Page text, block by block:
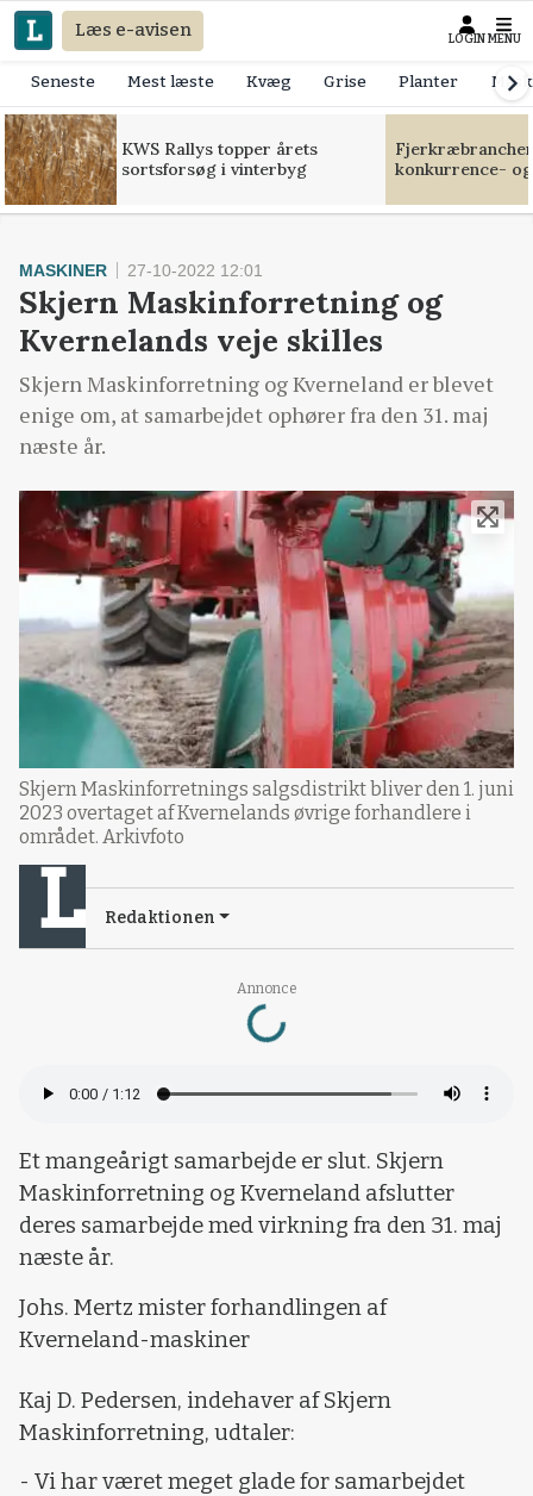
Læs e-avisen LOGIN MENU
Seneste Mest læste Kvæg Grise Planter
KWS Rallys topper årets
sortsforsøg i vinterbyg
konkurrence-
Annonce
Loading...
MASKINER 27-10-2022 12:01
Skjern Maskinforretning og
Kvernelands veje skilles
Skjern Maskinforretning og Kverneland er blevet
enige om, at samarbejdet ophører fra den 31. maj
næste år.
Skjern Maskinforretnings salgsdistrikt bliver den 1. juni
2023 overtaget af Kvernelands øvrige forhandlere i
området. Arkivfoto
Redaktionen
Et mangeårigt samarbejde er slut. Skjern
Maskinforretning og Kverneland afslutter
deres samarbejde med virkning fra den 31. maj
næste år.
Johs. Mertz mister forhandlingen af
Kverneland-maskiner
Kaj D. Pedersen, indehaver af Skjern
Maskinforretning, udtaler:
- Vi har været meget glade for samarbejdet